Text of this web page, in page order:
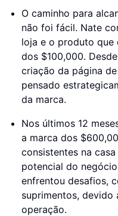
O caminho para
não foi fácil. Nate
loja e o produto que
dos $100,000.
criação da página
pensado
da marca.
Nos últimos 12
a marca dos
consistentes na
potencial do
enfrentou desafios,
suprimentos, devido
operação.